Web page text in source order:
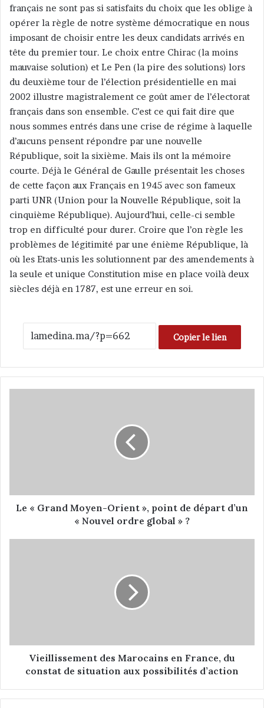
français ne sont pas si satisfaits du choix que les oblige à
opérer la règle de notre système démocratique en nous
imposant de choisir entre les deux candidats arrivés en
tête du premier tour. Le choix entre Chirac (la moins
mauvaise solution) et Le Pen (la pire des solutions) lors
du deuxième tour de l’élection présidentielle en mai
2002 illustre magistralement ce goût amer de l’électorat
français dans son ensemble. C’est ce qui fait dire que
nous sommes entrés dans une crise de régime à laquelle
d’aucuns pensent répondre par une nouvelle
République, soit la sixième. Mais ils ont la mémoire
courte. Déjà le Général de Gaulle présentait les choses
de cette façon aux Français en 1945 avec son fameux
parti UNR (Union pour la Nouvelle République, soit la
cinquième République). Aujourd’hui, celle-ci semble
trop en difficulté pour durer. Croire que l’on règle les
problèmes de légitimité par une énième République, là
où les Etats-unis les solutionnent par des amendements à
la seule et unique Constitution mise en place voilà deux
siècles déjà en 1787, est une erreur en soi.
Copier le lien
M
»
i
Le « Grand Moyen-Orient », point de départ d’un
« Nouvel ordre global » ?
s
Vieillissement des Marocains en France, du
constat de situation aux possibilités d’action